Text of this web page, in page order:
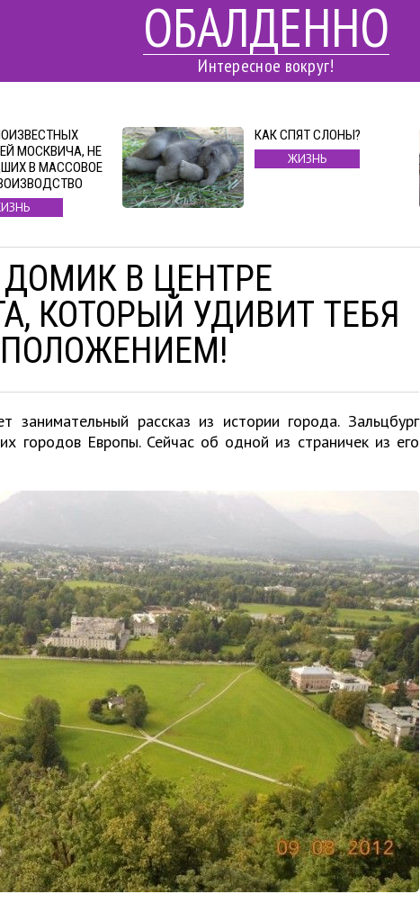
ОБАЛДЕННО
Интересное вокруг!
МОСКВИЧА, НЕ
В МАССОВОЕ
КАК СПЯТ СЛОНЫ?
ЖИЗНЬ
В ЦЕНТРЕ
КОТОРЫЙ УДИВИТ ТЕБЯ
занимательный рассказ из истории города. Зальцбург
городов Европы. Сейчас об одной из страничек из его